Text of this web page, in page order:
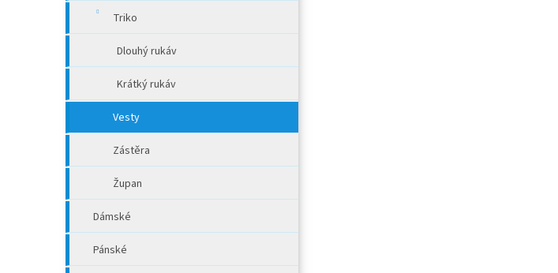
Triko
Dlouhý rukáv
Krátký rukáv
Vesty
Zástěra
Župan
Dámské
Pánské